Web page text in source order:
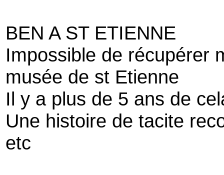
BEN A ST ETIENNE
Impossible de récupérer
musée de st Etienne
Il y a plus de 5 ans de
Une histoire de tacite
etc